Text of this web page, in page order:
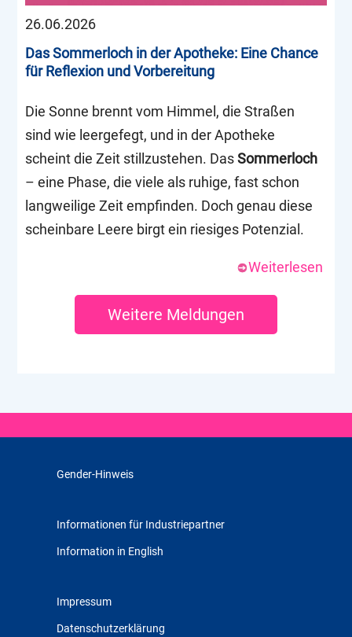
26.06.2026
Das Sommerloch in der Apotheke: Eine Chance
für Reflexion und Vorbereitung
Die Sonne brennt vom Himmel, die Straßen
sind wie leergefegt, und in der Apotheke
scheint die Zeit stillzustehen. DasSommerloch
– eine Phase, die viele als ruhige, fast schon
langweilige Zeit empfinden. Doch genau diese
scheinbare Leere birgt ein riesiges Potenzial.
Weiterlesen
Weitere Meldungen
Impressum
Datenschutzerklärung
Informationen für Industriepartner
Information in English
Gender-Hinweis